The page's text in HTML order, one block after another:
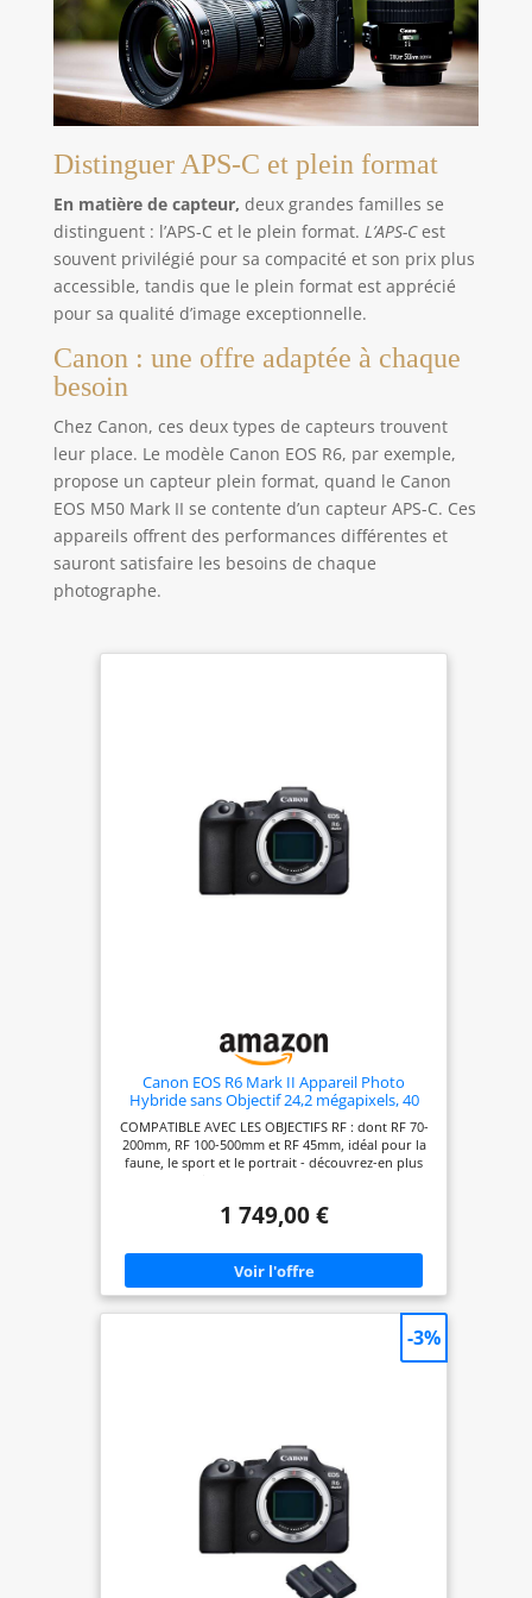
Distinguer APS-C et plein format
En matière de capteur, deux grandes familles se
distinguent : l’APS-C et le plein format. L’APS-Cest
souvent privilégié pour sa compacité et son prix plus
accessible, tandis que le plein format est apprécié
pour sa qualité d’image exceptionnelle.
Canon : une offre adaptée à chaque
besoin
Chez Canon, ces deux types de capteurs trouvent
leur place. Le modèle Canon EOS R6, par exemple,
propose un capteur plein format, quand le Canon
EOS M50 Mark II se contente d’un capteur APS-C. Ces
appareils offrent des performances différentes et
sauront satisfaire les besoins de chaque
photographe.
Canon EOS R6 Mark II Appareil Photo
Hybride sans Objectif 24,2 mégapixels, 40
Focus II, Noir
COMPATIBLE AVEC LES OBJECTIFS RF : dont RF 70-
200mm, RF 100-500mm et RF 45mm, idéal pour la
faune, le sport et le portrait - découvrez-en plus
jusqu'à 40fps elec. ou mécanique 12fps Filmez à
système de mise au point automatique intelligent
détecte les yeux, le visage, la tête, le corps, les
animaux et les véhicules Capturez des vidéos 4K à
uniquement AF, marqueur d'aspect, bracketing de
mise au point et indication de fausses couleurs
1 749,00 €
-3%